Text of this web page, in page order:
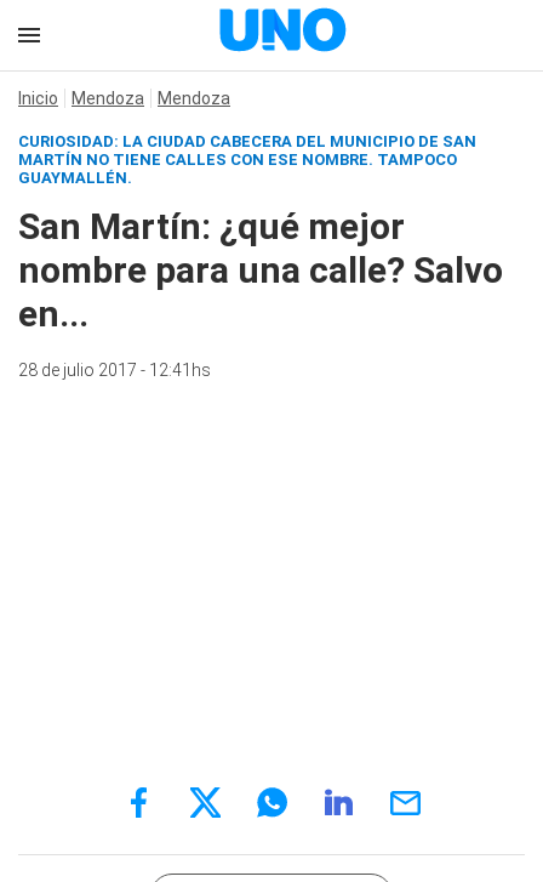
Inicio Mendoza Mendoza
CURIOSIDAD: LA CIUDAD CABECERA DEL MUNICIPIO DE SAN
MARTÍN NO TIENE CALLES CON ESE NOMBRE. TAMPOCO
GUAYMALLÉN.
San Martín: ¿qué mejor
nombre para una calle? Salvo
en...
28 de julio 2017 - 12:41hs